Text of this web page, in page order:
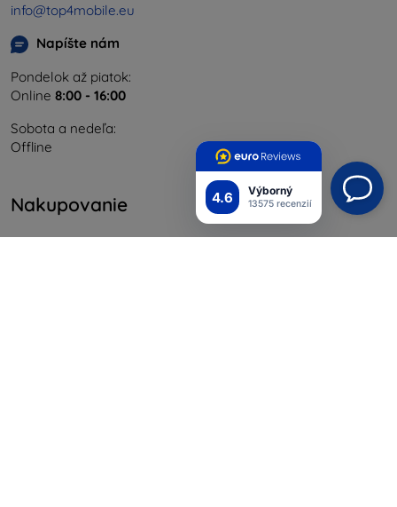
4.6 Výborný
13575 recenzií
info@top4mobile.eu
Napíšte nám
Pondelok až piatok:
Online 8:00 - 16:00
Sobota a nedeľa:
Offline
Nakupovanie